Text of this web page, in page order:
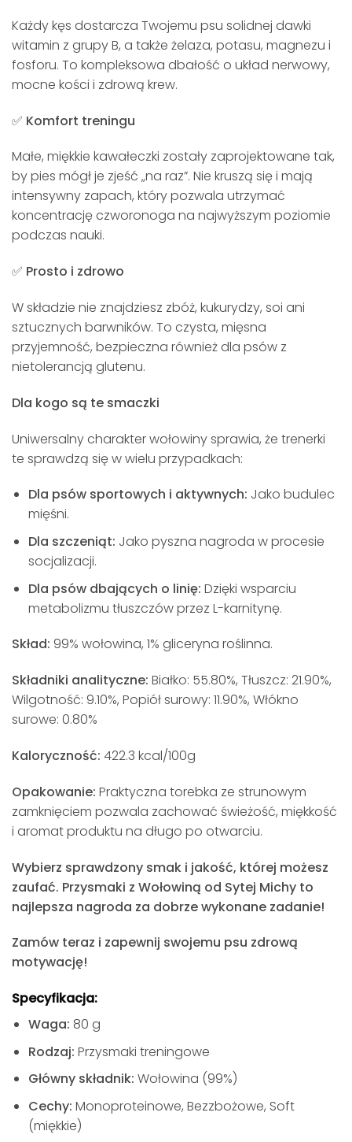
Każdy kęs dostarcza Twojemu psu solidnej dawki
witamin z grupy B, a także żelaza, potasu, magnezu i
fosforu. To kompleksowa dbałość o układ nerwowy,
mocne kości i zdrową krew.
✅ Komfort treningu
Małe, miękkie kawałeczki zostały zaprojektowane tak,
by pies mógł je zjeść „na raz”. Nie kruszą się i mają
intensywny zapach, który pozwala utrzymać
koncentrację czworonoga na najwyższym poziomie
podczas nauki.
✅ Prosto i zdrowo
W składzie nie znajdziesz zbóż, kukurydzy, soi ani
sztucznych barwników. To czysta, mięsna
przyjemność, bezpieczna również dla psów z
nietolerancją glutenu.
Dla kogo są te smaczki
Uniwersalny charakter wołowiny sprawia, że trenerki
te sprawdzą się w wielu przypadkach:
Dla psów sportowych i aktywnych: Jako budulec
mięśni.
Dla szczeniąt: Jako pyszna nagroda w procesie
socjalizacji.
Dla psów dbających o linię: Dzięki wsparciu
metabolizmu tłuszczów przez L-karnitynę.
Skład: 99% wołowina, 1% gliceryna roślinna.
Składniki analityczne: Białko: 55.80%, Tłuszcz: 21.90%,
Wilgotność: 9.10%, Popiół surowy: 11.90%, Włókno
surowe: 0.80%
Kaloryczność: 422.3 kcal/100g
Opakowanie: Praktyczna torebka ze strunowym
zamknięciem pozwala zachować świeżość, miękkość
i aromat produktu na długo po otwarciu.
Wybierz sprawdzony smak i jakość, której możesz
zaufać. Przysmaki z Wołowiną od Sytej Michy to
najlepsza nagroda za dobrze wykonane zadanie!
Zamów teraz i zapewnij swojemu psu zdrową
motywację!
Specyfikacja:
Waga: 80 g
Rodzaj: Przysmaki treningowe
Główny składnik: Wołowina (99%)
Cechy: Monoproteinowe, Bezzbożowe, Soft
(miękkie)